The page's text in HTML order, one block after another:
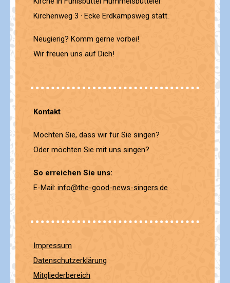
Kirchenweg 3 · Ecke Erdkampsweg statt.
Neugierig? Komm gerne vorbei!
Wir freuen uns auf Dich!
Kontakt
Möchten Sie, dass wir für Sie singen?
Oder möchten Sie mit uns singen?
So erreichen Sie uns:
E-Mail: info@the-good-news-singers.de
Impressum
Datenschutzerklärung
Mitgliederbereich